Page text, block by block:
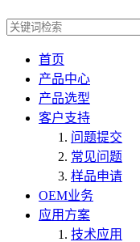
首页
产品中心
产品选型
客户支持
问题提交
常见问题
样品申请
OEM业务
应用方案
技术应用